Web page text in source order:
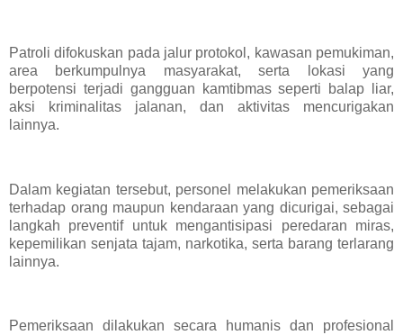
Patroli difokuskan pada jalur protokol, kawasan pemukiman,
area berkumpulnya masyarakat, serta lokasi yang
berpotensi terjadi gangguan kamtibmas seperti balap liar,
aksi kriminalitas jalanan, dan aktivitas mencurigakan
lainnya.
Dalam kegiatan tersebut, personel melakukan pemeriksaan
terhadap orang maupun kendaraan yang dicurigai, sebagai
langkah preventif untuk mengantisipasi peredaran miras,
kepemilikan senjata tajam, narkotika, serta barang terlarang
lainnya.
Pemeriksaan dilakukan secara humanis dan profesional